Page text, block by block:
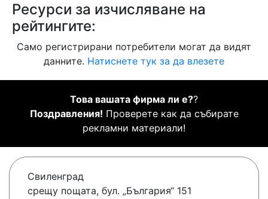
Ресурси за изчисляване на
рейтингите:
Само регистрирани потребители могат да видят
данните. Натиснете тук за да влезете
Това вашата фирма ли е??
Поздравления! Проверете как да събирате
рекламни материали!
Свиленград
срещу пощата, бул. „България“ 151